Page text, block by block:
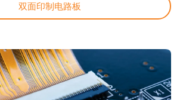
双面印制电路板